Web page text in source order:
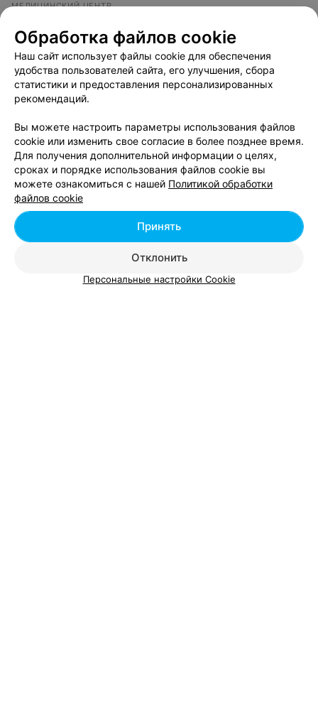
МЕДИЦИНСКИЙ ЦЕНТР
ЛОДЭ
Гродно, ул. Большая Троицкая, 51 до 21:00
Вам будет интересно
УЗИ-диагностика в Гродно
Трихолог в Гродно
Обработка файлов cookie
Наш сайт использует файлы cookie для обеспечения
удобства пользователей сайта, его улучшения, сбора
статистики и предоставления персонализированных
рекомендаций.
Вы можете настроить параметры использования файлов
cookie или изменить свое согласие в более позднее время.
Для получения дополнительной информации о целях,
сроках и порядке использования файлов cookie вы
можете ознакомиться с нашей Политикой обработки
файлов cookie
Отклонить
Принять
Персональные настройки Cookie